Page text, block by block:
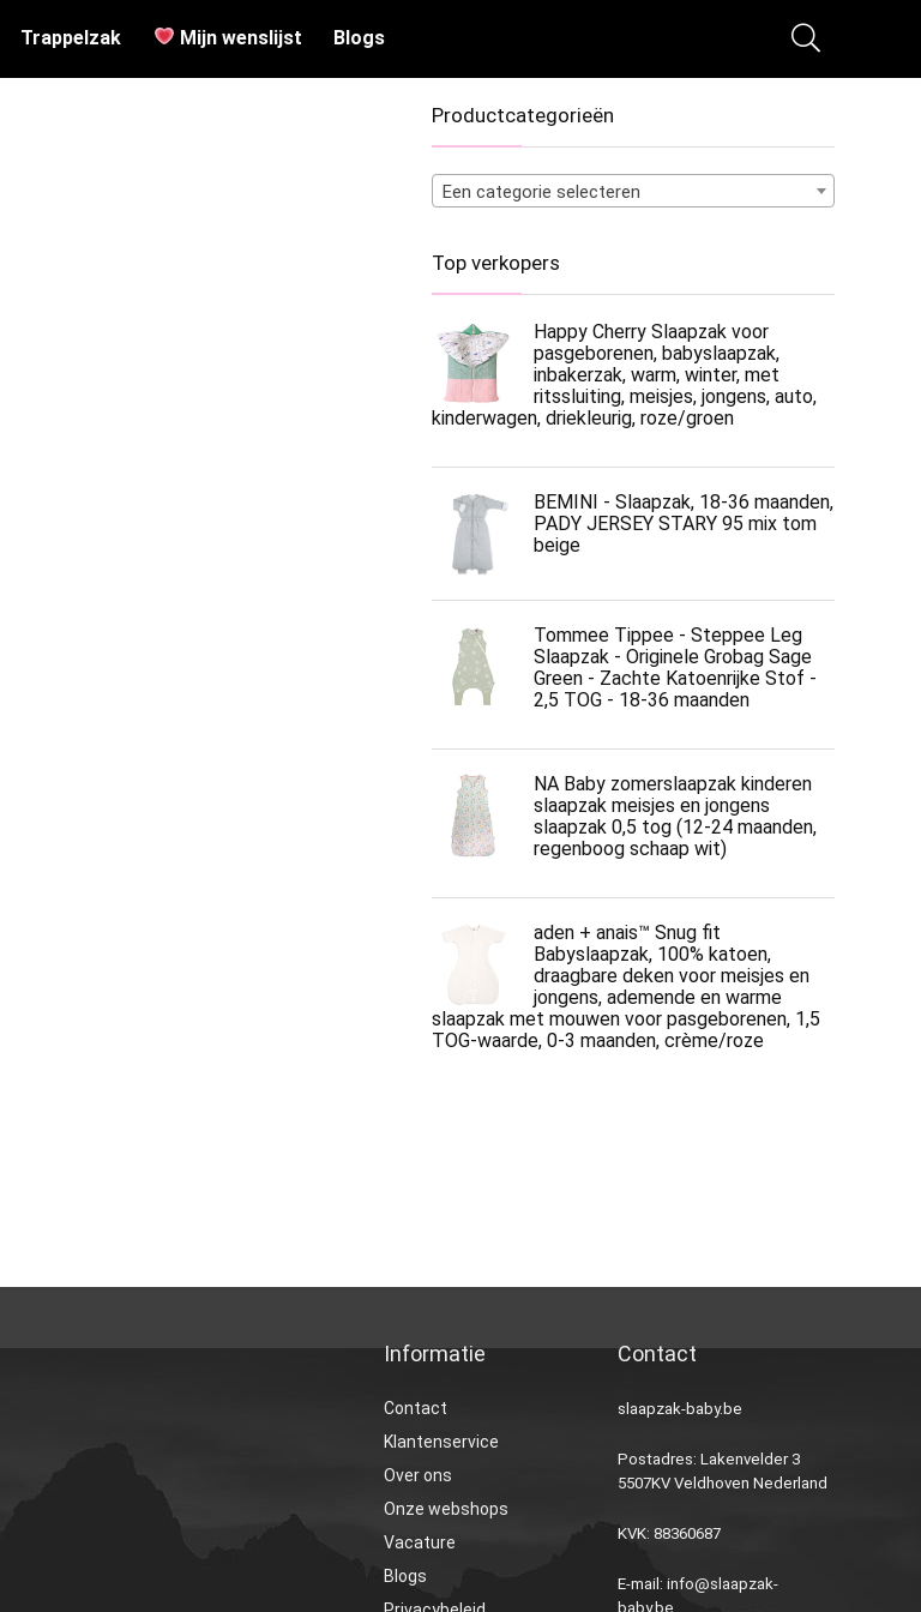
Trappelzak Mijn wenslijst Blogs
Productcategorieën
Een categorie selecteren
Top verkopers
Happy Cherry Slaapzak voor
pasgeborenen, babyslaapzak,
inbakerzak, warm, winter, met
ritssluiting, meisjes, jongens, auto,
kinderwagen, driekleurig, roze/groen
BEMINI - Slaapzak, 18-36 maanden,
PADY JERSEY STARY 95 mix tom
beige
Tommee Tippee - Steppee Leg
Slaapzak - Originele Grobag Sage
Green - Zachte Katoenrijke Stof -
2,5 TOG - 18-36 maanden
NA Baby zomerslaapzak kinderen
slaapzak meisjes en jongens
slaapzak 0,5 tog (12-24 maanden,
regenboog schaap wit)
aden + anais™ Snug fit
Babyslaapzak, 100% katoen,
draagbare deken voor meisjes en
jongens, ademende en warme
slaapzak met mouwen voor pasgeborenen, 1,5
TOG-waarde, 0-3 maanden, crème/roze
Informatie
Contact
Klantenservice
Over ons
Onze webshops
Vacature
Blogs
Contact
slaapzak-baby.be
Postadres: Lakenvelder 3
5507KV Veldhoven Nederland
KVK: 88360687
E-mail:info@slaapzak-
baby.be